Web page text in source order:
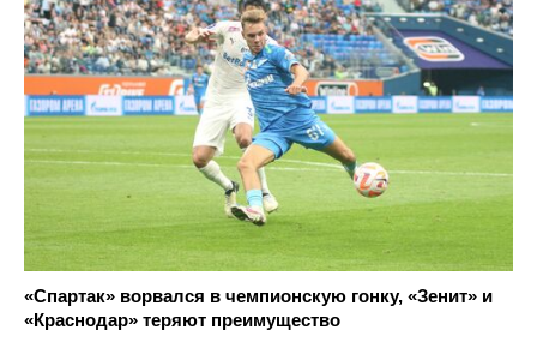
«Спартак» ворвался в чемпионскую гонку, «Зенит» и
«Краснодар» теряют преимущество